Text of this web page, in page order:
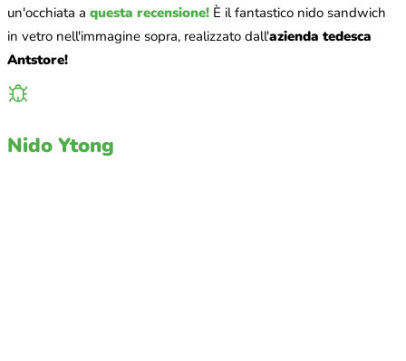
un'occhiata a questa recensione! È il fantastico nido sandwich
in vetro nell'immagine sopra, realizzato dall'azienda tedesca
Antstore!
Nido Ytong